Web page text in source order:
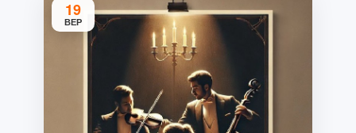
19
ВЕР